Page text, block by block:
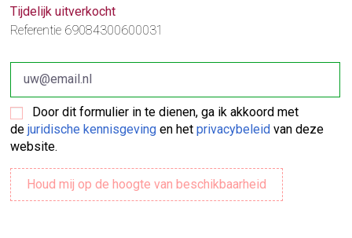
Tijdelijk uitverkocht
Referentie 69084300600031
Door dit formulier in te dienen, ga ik akkoord met
dejuridische kennisgeving en hetprivacybeleid van deze
website.